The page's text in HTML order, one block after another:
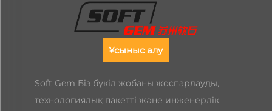
Ұсыныс алу
Soft Gem Біз бүкіл жобаны жоспарлауды,
технологиялық пакетті және инженерлік